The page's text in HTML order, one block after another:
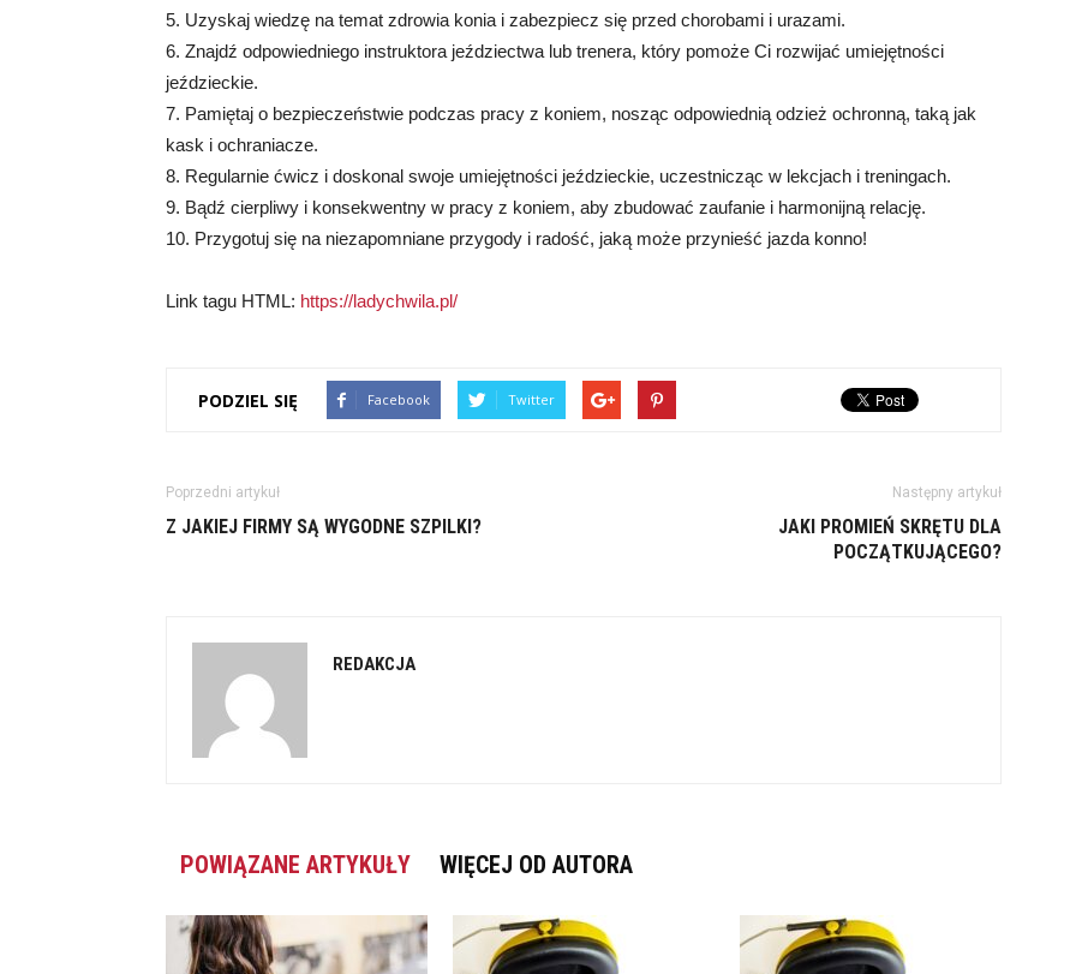
5. Uzyskaj wiedzę na temat zdrowia konia i zabezpiecz się przed chorobami i urazami.
6. Znajdź odpowiedniego instruktora jeździectwa lub trenera, który pomoże Ci rozwijać umiejętności
jeździeckie.
7. Pamiętaj o bezpieczeństwie podczas pracy z koniem, nosząc odpowiednią odzież ochronną, taką jak
kask i ochraniacze.
8. Regularnie ćwicz i doskonal swoje umiejętności jeździeckie, uczestnicząc w lekcjach i treningach.
9. Bądź cierpliwy i konsekwentny w pracy z koniem, aby zbudować zaufanie i harmonijną relację.
10. Przygotuj się na niezapomniane przygody i radość, jaką może przynieść jazda konno!
Link tagu HTML: https://ladychwila.pl/
PODZIEL SIĘ Facebook Twitter
Poprzedni artykuł
Z JAKIEJ FIRMY SĄ WYGODNE SZPILKI?
Następny artykuł
JAKI PROMIEŃ SKRĘTU DLA
POCZĄTKUJĄCEGO?
REDAKCJA
POWIĄZANE ARTYKUŁY WIĘCEJ OD AUTORA